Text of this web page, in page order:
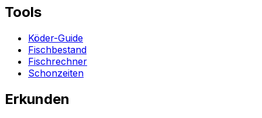
Tools
Köder-Guide
Fischbestand
Fischrechner
Schonzeiten
Erkunden